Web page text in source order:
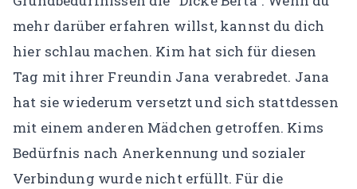
mehr darüber erfahren willst, kannst du dich
hier schlau machen. Kim hat sich für diesen
Tag mit ihrer Freundin Jana verabredet. Jana
hat sie wiederum versetzt und sich stattdessen
mit einem anderen Mädchen getroffen. Kims
Bedürfnis nach Anerkennung und sozialer
Verbindung wurde nicht erfüllt. Für die